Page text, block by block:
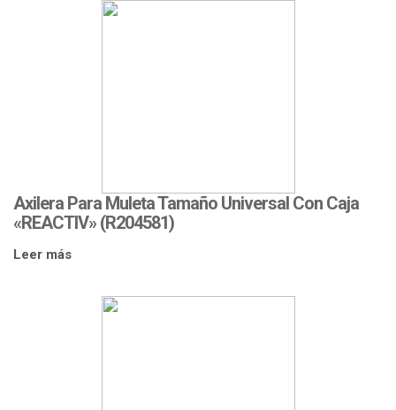
Axilera Para Muleta Tamaño Universal Con Caja
«REACTIV» (R204581)
Leer más